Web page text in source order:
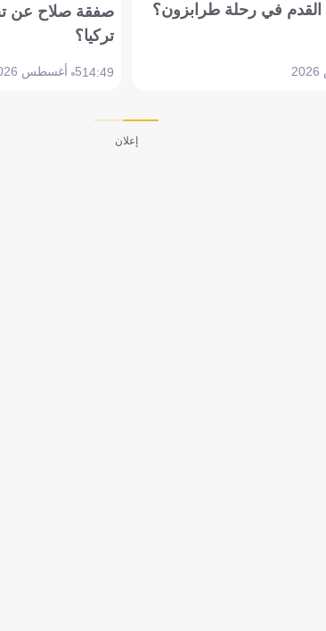
في رحلة طرابزون؟
صفقة صلاح عن
تركيا؟
14:495 أغسطس 2026
إعلان